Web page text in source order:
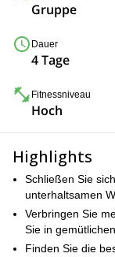
Gruppe
Dauer
4 Tage
Fitnessniveau
Hoch
Highlights
Schließen Sie
unterhaltsamen
Verbringen Sie
Sie in
Finden Sie die